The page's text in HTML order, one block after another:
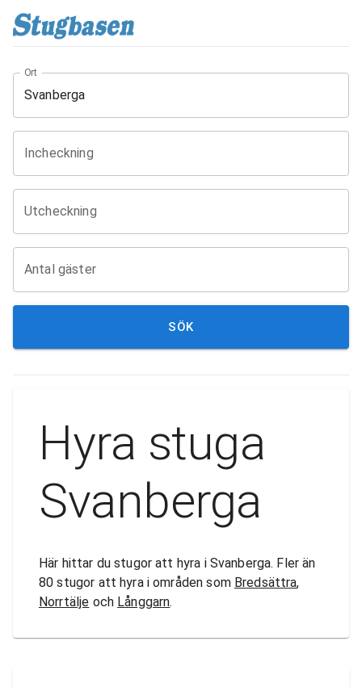
Ort
Incheckning
Utcheckning
Antal gäster
SÖK
Hyra stuga
Svanberga
Här hittar du stugor att hyra i Svanberga. Fler än
80 stugor att hyra i områden som Bredsättra,
Norrtälje och Långgarn.